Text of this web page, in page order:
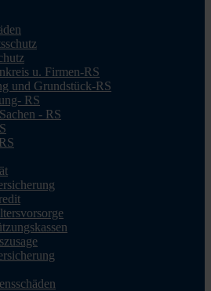
u. Firmen-RS
und Grundstück-RS
RS
- RS